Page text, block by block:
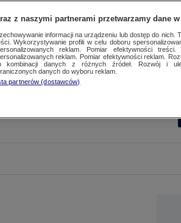
z naszymi partnerami przetwarzamy dane
informacji na urządzeniu lub dostęp do nich.
Wykorzystywanie profili w celu doboru
reklam. Pomiar efektywności
reklam. Pomiar efektywności reklam.
kombinacji danych z różnych źródeł. Rozwój i
danych do wyboru reklam.
partnerów (dostawców)